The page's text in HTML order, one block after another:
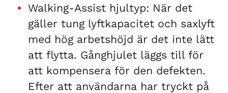
Walking-Assist hjultyp: När det
gäller tung lyftkapacitet och saxlyft
med hög arbetshöjd är det inte lätt
att flytta. Gånghjulet läggs till för
att kompensera för den defekten.
Efter att användarna har tryckt på